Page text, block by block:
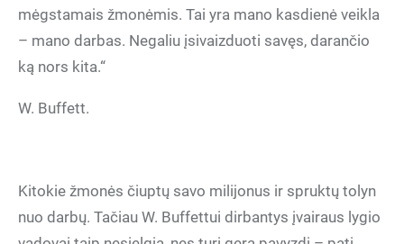
mėgstamais žmonėmis. Tai yra mano kasdienė veikla
– mano darbas. Negaliu įsivaizduoti savęs, darančio
ką nors kita.“
W. Buffett.
Kitokie žmonės čiuptų savo milijonus ir spruktų tolyn
nuo darbų. Tačiau W. Buffettui dirbantys įvairaus lygio